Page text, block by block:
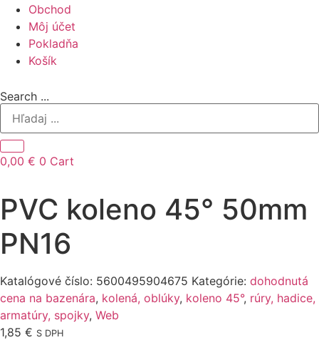
Obchod
Môj účet
Pokladňa
Košík
Search ...
0,00 € 0 Cart
PVC koleno 45° 50mm
PN16
Katalógové číslo: 5600495904675 Kategórie: dohodnutá
cena na bazenára, kolená, oblúky, koleno 45°, rúry, hadice,
armatúry, spojky, Web
1,85 € S DPH